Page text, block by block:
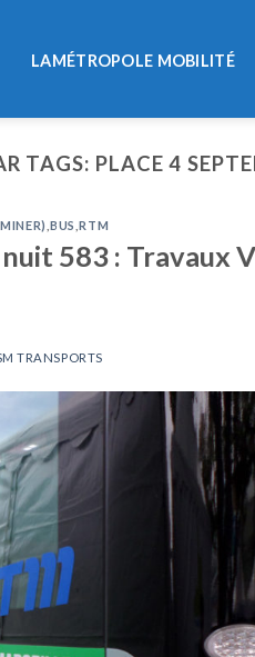
LAMÉTROPOLE MOBILITÉ
TAGS: PLACE 4
,BUS ,RTM
583 : Travaux
TRANSPORTS